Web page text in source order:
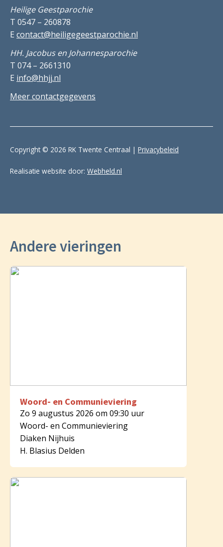
Heilige Geestparochie
T 0547 – 260878
E contact@heiligegeestparochie.nl
HH. Jacobus en Johannesparochie
T 074 – 2661310
E info@hhjj.nl
Meer contactgegevens
Copyright © 2026 RK Twente Centraal | Privacybeleid
Realisatie website door: Webheld.nl
Andere vieringen
Woord- en Communieviering
Zo 9 augustus 2026 om 09:30 uur
Woord- en Communieviering
Diaken Nijhuis
H. Blasius Delden